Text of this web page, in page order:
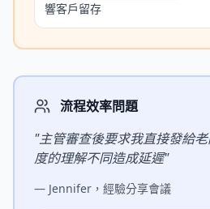
響客戶留存
流程效率問題
"主管審查後要求我直接發給
度的理解不同造成延遲"
— Jennifer，經驗分享會議